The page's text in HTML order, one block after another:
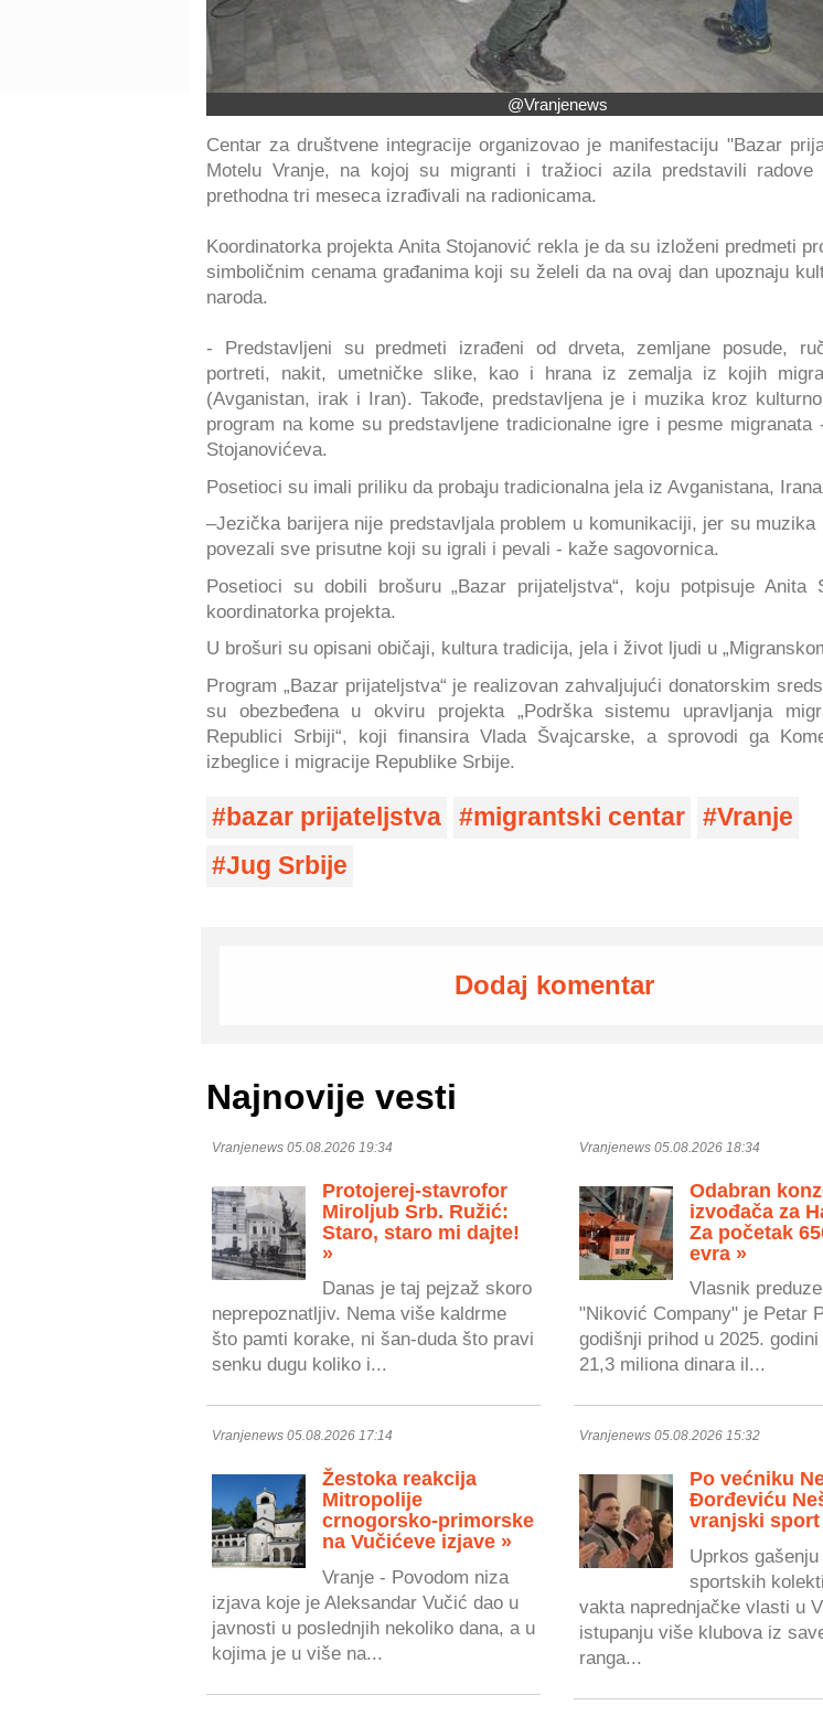
@Vranjenews
Centar za društvene integracije organizovao je manifestaciju "Bazar
Motelu Vranje, na kojoj su migranti i tražioci azila predstavili
prethodna tri meseca izrađivali na radionicama.
Koordinatorka projekta Anita Stojanović rekla je da su izloženi predmeti
simboličnim cenama građanima koji su želeli da na ovaj dan upoznaju
naroda.
- Predstavljeni su predmeti izrađeni od drveta, zemljane posude,
portreti, nakit, umetničke slike, kao i hrana iz zemalja iz kojih
(Avganistan, irak i Iran). Takođe, predstavljena je i muzika kroz
program na kome su predstavljene tradicionalne igre i pesme migranata
Stojanovićeva.
Posetioci su imali priliku da probaju tradicionalna jela iz Avganistana,
–Jezička barijera nije predstavljala problem u komunikaciji, jer su muzika
povezali sve prisutne koji su igrali i pevali - kaže sagovornica.
Posetioci su dobili brošuru „Bazar prijateljstva“, koju potpisuje Anita
koordinatorka projekta.
U brošuri su opisani običaji, kultura tradicija, jela i život ljudi u
Program „Bazar prijateljstva“ je realizovan zahvaljujući donatorskim
su obezbeđena u okviru projekta „Podrška sistemu upravljanja
Republici Srbiji“, koji finansira Vlada Švajcarske, a sprovodi ga
izbeglice i migracije Republike Srbije.
bazar prijateljstva migrantski centar
Vranje
Jug Srbije
Dodaj komentar
Najnovije vesti
Vranjenews 05.08.2026 19:34
Protojerej-stavrofor
Miroljub Srb. Ružić:
Staro, staro mi dajte!
»
Danas je taj pejzaž skoro
neprepoznatljiv. Nema više kaldrme
što pamti korake, ni šan-duda što pravi
senku dugu koliko i...
Vranjenews 05.08.2026 18:34
Odabran
izvođača za
Za početak
evra »
Vlasnik
"Niković Company" je Petar
godišnji prihod u 2025.
21,3 miliona dinara il...
Vranjenews 05.08.2026 17:14
Žestoka reakcija
Mitropolije
crnogorsko-primorske
na Vučićeve izjave »
Vranje - Povodom niza
izjava koje je Aleksandar Vučić dao u
javnosti u poslednjih nekoliko dana, a u
kojima je u više na...
Vranjenews 05.08.2026 15:32
Po većniku
Đorđeviću
vranjski sport
Uprkos
sportskih
vakta naprednjačke vlasti u
istupanju više klubova iz
ranga...